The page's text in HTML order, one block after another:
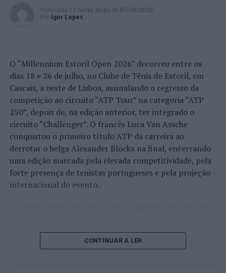
Publicado 11 horas atrás on 07/08/2026
Por
Ígor Lopes
O “Millennium Estoril Open 2026” decorreu entre os
dias 18 e 26 de julho, no Clube de Ténis do Estoril, em
Cascais, a oeste de Lisboa, assinalando o regresso da
competição ao circuito “ATP Tour” na categoria “ATP
250”, depois de, na edição anterior, ter integrado o
circuito “Challenger”. O francês Luca Van Assche
conquistou o primeiro título ATP da carreira ao
derrotar o belga Alexander Blockx na final, encerrando
uma edição marcada pela elevada competitividade, pela
forte presença de tenistas portugueses e pela projeção
internacional do evento.
de um lugar no quadro principal. A cerimónia de
abertura contou com a presença do presidente da
CONTINUAR A LER